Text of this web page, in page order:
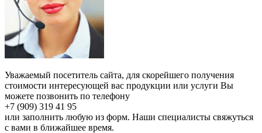
Уважаемый посетитель сайта, для скорейшего получения
стоимости интересующей вас продукции или услуги Вы
можете позвонить по телефону
+7 (909) 319 41 95
или заполнить любую из форм. Наши специалисты свяжуться
с вами в ближайшее время.